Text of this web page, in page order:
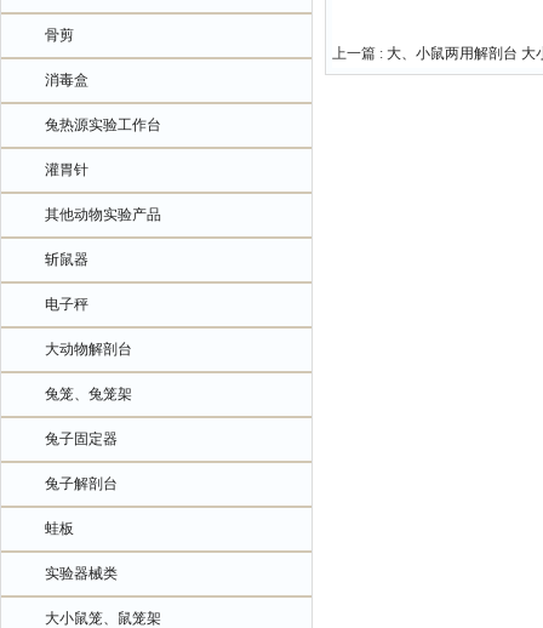
骨剪
消毒盒
兔热源实验工作台
灌胃针
其他动物实验产品
斩鼠器
电子秤
大动物解剖台
兔笼、兔笼架
兔子固定器
兔子解剖台
蛙板
实验器械类
大小鼠笼、鼠笼架
上一篇 : 大、小鼠两用解剖台 大